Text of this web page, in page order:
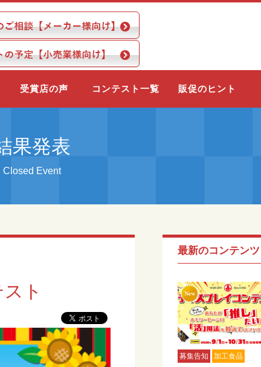
受賞店の声 コンテスト一覧 販促のヒント
果発表
Closed Event
ト
最新のコンテンツ
募集告知 加工食品